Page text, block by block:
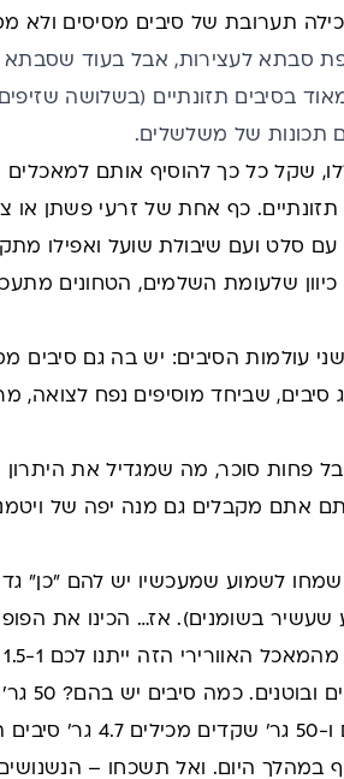
תערובת של סיבים מסיסים ולא מסיסים,
סבתא לעצירות, אבל בעוד
תכונות של משלשלים.
שקל כל כך להוסיף אותם למאכלים
עם סלט ועם שיבולת שועל ואפילו
שלעומת השלמים, הטחונים
עולמות הסיבים: יש בה גם סיבים
תמצאו 2 גר' מכל סוג סיבים, שביחד מוסיפים
פחות סוכר, מה שמגדיל את היתרון
לשמוע שמעכשיו יש להם "כן"
שעשיר בשומנים). אז… הכינו את
הזה ייתנו לכם 1.5-1 גר' סיבים תזונתיים.
50 גר' אגוזי פקאן מכילים
במהלך היום. ואל תשכחו –